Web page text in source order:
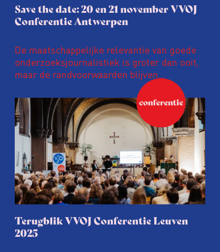
Save the date: 20 en 21 november VVOJ
Conferentie Antwerpen
De maatschappelijke relevantie van goede
onderzoeksjournalistiek is groter dan ooit,
maar de randvoorwaarden blijven
kwetsbaar. Tijdens de komende VVOJ
Conferentie duiken we in De
ongemakkelijke werkelijkheid: een eerlijke
en urgente blik op de staat van ons vak.
Terugblik VVOJ Conferentie Leuven
2025